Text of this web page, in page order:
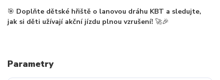
🎯 Doplňte dětské hřiště o lanovou dráhu KBT a sledujte,
jak si děti užívají akční jízdu plnou vzrušení! 🚀🎉
Parametry